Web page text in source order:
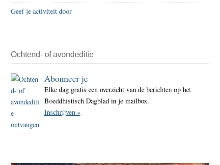
Geef je activiteit door
Ochtend- of avondeditie
Abonneer je
Elke dag gratis een overzicht van de berichten op het
Boeddhistisch Dagblad in je mailbox.
Inschrijven »